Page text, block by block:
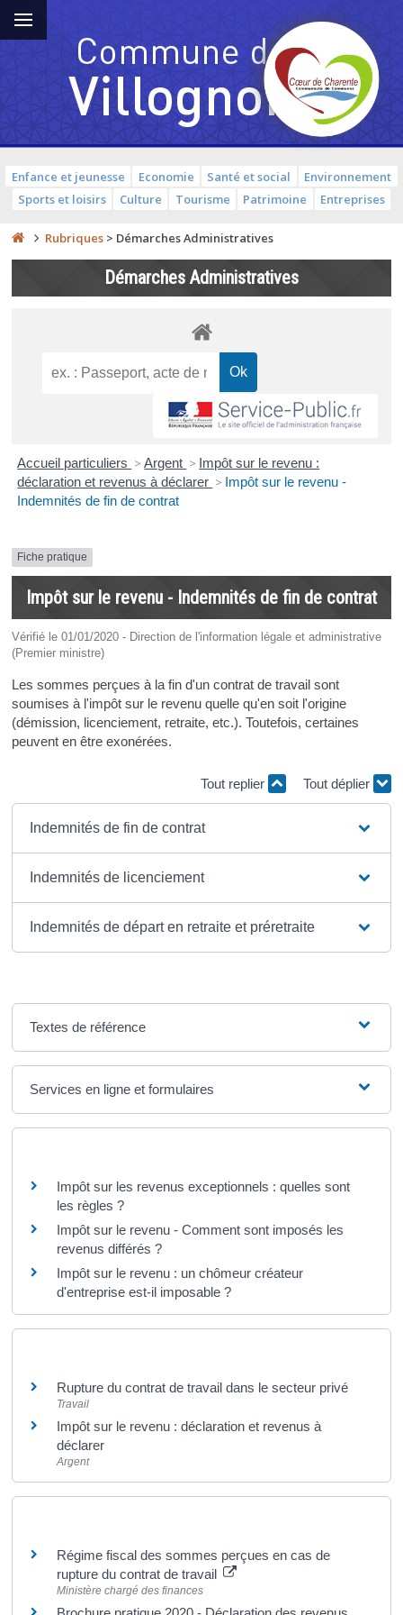
Enfance et jeunesse Economie Santé et social
Environnement
Sports et loisirs
Culture Tourisme Patrimoine Entreprises
Rubriques > Démarches Administratives
Démarches Administratives
Accueil particuliers > Argent > Impôt sur le revenu :
déclaration et revenus à déclarer > Impôt sur le revenu -
Indemnités de fin de contrat
Fiche pratique
Impôt sur le revenu - Indemnités de fin de contrat
Vérifié le 01/01/2020 - Direction de l'information légale et administrative
(Premier ministre)
Les sommes perçues à la fin d'un contrat de travail sont
soumises à l'impôt sur le revenu quelle qu'en soit l'origine
(démission, licenciement, retraite, etc.). Toutefois, certaines
peuvent en être exonérées.
Tout replier Tout déplier
Indemnités de fin de contrat
Indemnités de licenciement
Indemnités de départ en retraite et préretraite
Textes de référence
Services en ligne et formulaires
Impôt sur les revenus exceptionnels : quelles sont
les règles ?
Impôt sur le revenu - Comment sont imposés les
revenus différés ?
Impôt sur le revenu : un chômeur créateur
d'entreprise est-il imposable ?
Rupture du contrat de travail dans le secteur privé
Travail
Impôt sur le revenu : déclaration et revenus à
déclarer
Argent
Régime fiscal des sommes perçues en cas de
rupture du contrat de travail
Ministère chargé des finances